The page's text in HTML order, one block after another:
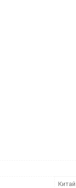
Китай